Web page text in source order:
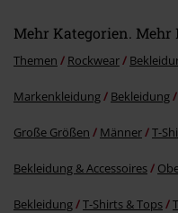
Mehr Kategorien.
Themen Rockwear
Markenkleidung Bekleidung
Große Größen Männer T-
Bekleidung & Accessoires
Bekleidung T-Shirts & Tops